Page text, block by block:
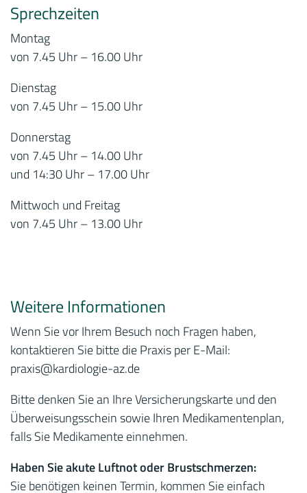
Sprechzeiten
Montag
von 7.45 Uhr – 16.00 Uhr
Dienstag
von 7.45 Uhr – 15.00 Uhr
Donnerstag
von 7.45 Uhr – 14.00 Uhr
und 14:30 Uhr – 17.00 Uhr
Mittwoch und Freitag
von 7.45 Uhr – 13.00 Uhr
Weitere Informationen
Wenn Sie vor Ihrem Besuch noch Fragen haben,
kontaktieren Sie bitte die Praxis per E-Mail:
praxis@kardiologie-az.de
Bitte denken Sie an Ihre Versicherungskarte und den
Überweisungsschein sowie Ihren Medikamentenplan,
falls Sie Medikamente einnehmen.
Haben Sie akute Luftnot oder Brustschmerzen:
Sie benötigen keinen Termin, kommen Sie einfach